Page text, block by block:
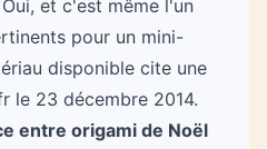
et c'est même l'un
pour un mini-
disponible cite une
le 23 décembre 2014.
entre origami de Noël